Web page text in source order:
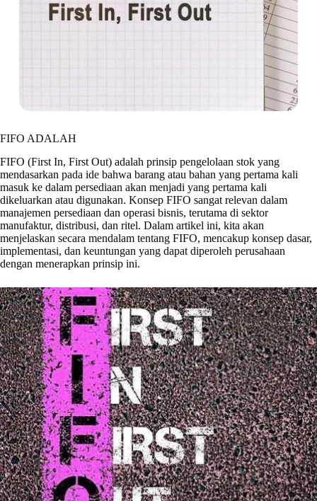
FIFO ADALAH
FIFO (First In, First Out) adalah prinsip pengelolaan stok yang
mendasarkan pada ide bahwa barang atau bahan yang pertama kali
masuk ke dalam persediaan akan menjadi yang pertama kali
dikeluarkan atau digunakan. Konsep FIFO sangat relevan dalam
manajemen persediaan dan operasi bisnis, terutama di sektor
manufaktur, distribusi, dan ritel. Dalam artikel ini, kita akan
menjelaskan secara mendalam tentang FIFO, mencakup konsep dasar,
implementasi, dan keuntungan yang dapat diperoleh perusahaan
dengan menerapkan prinsip ini.